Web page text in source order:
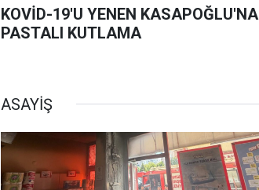
KOVİD-19'U YENEN KASAPOĞLU'NA
PASTALI KUTLAMA
ASAYİŞ